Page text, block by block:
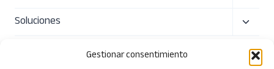
Gestionar consentimiento
hijo
Soluciones
hijo